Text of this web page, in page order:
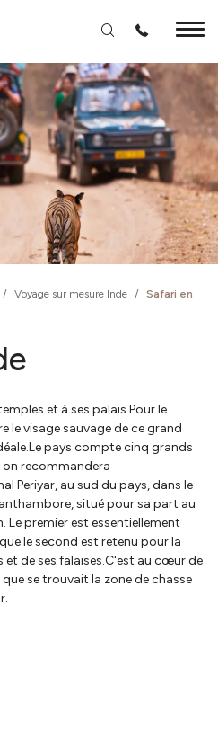
/ Voyage sur mesure Inde / Safari en
et à ses palais.Pour le
le visage sauvage de ce grand
pays compte cinq grands
recommandera
Periyar, au sud du pays, dans le
situé pour sa part au
premier est essentiellement
le second est retenu pour la
et de ses falaises.C'est au cœur de
se trouvait la zone de chasse